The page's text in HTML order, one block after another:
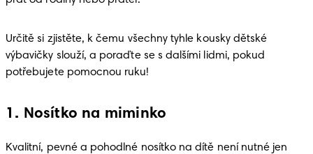
Určitě si zjistěte, k čemu všechny tyhle kousky dětské
výbavičky slouží, a poraďte se s dalšími lidmi, pokud
potřebujete pomocnou ruku!
1. Nosítko na miminko
Kvalitní, pevné a pohodlné nosítko na dítě není nutné jen